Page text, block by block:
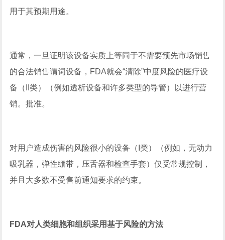
用于其预期用途。
通常，一旦证明该设备实质上等同于不需要预先市场销售
的合法销售谓词设备，FDA就会“清除”中度风险的医疗设
备（II类）（例如透析设备和许多类型的导管）以进行营
销。批准。
对用户造成伤害的风险很小的设备（I类）（例如，无动力
吸乳器，弹性绷带，压舌器和检查手套）仅受常规控制，
并且大多数不受售前通知要求的约束。
FDA对人类细胞和组织采用基于风险的方法